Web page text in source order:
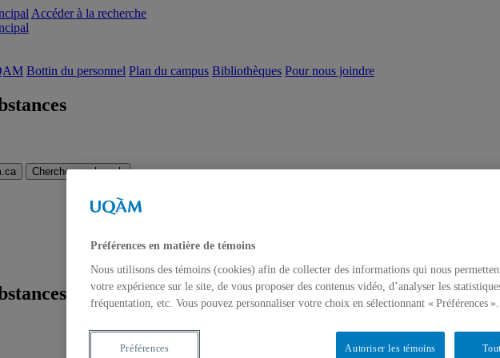
Accéder à la recherche
Bottin du personnel Plan du campus Bibliothèques Pour nous joindre
Chercher sur le web
Préférences en matière de témoins
Nous utilisons des témoins (cookies) afin de collecter des informations qui nous
votre expérience sur le site, de vous proposer des contenus vidéo, d’analyser les
fréquentation, etc. Vous pouvez personnaliser votre choix en sélectionnant « Préférences ».
Autoriser les témoins
Préférences